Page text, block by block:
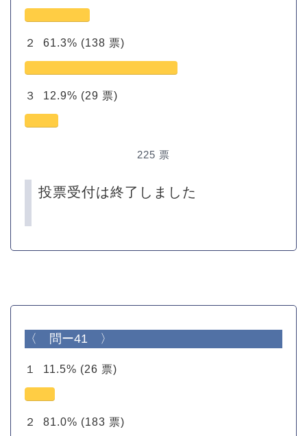
２ 61.3% (138 票)
３ 12.9% (29 票)
225 票
投票受付は終了しました
〈 問ー41 〉
１ 11.5% (26 票)
２ 81.0% (183 票)